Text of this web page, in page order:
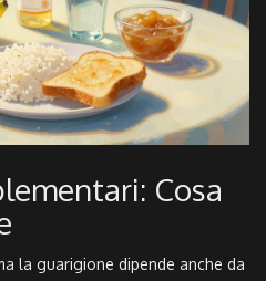
Cosa
la guarigione dipende anche da